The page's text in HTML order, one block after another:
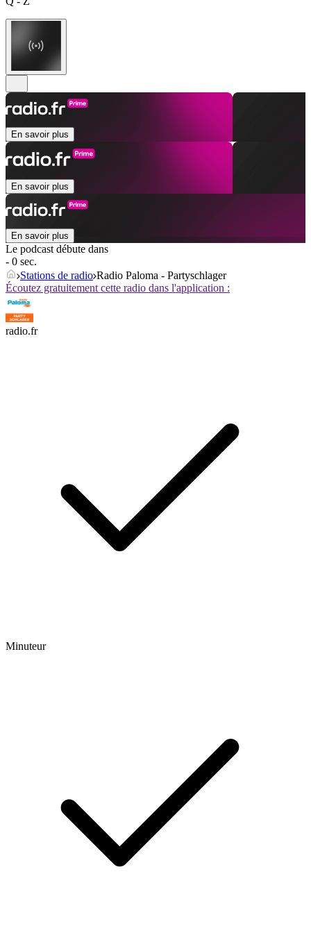
En savoir plus
En savoir plus
En savoir plus
Le podcast débute dans
- 0 sec.
Stations de radio Radio Paloma - Partyschlager
Écoutez gratuitement cette radio dans l'application :
radio.fr
Minuteur